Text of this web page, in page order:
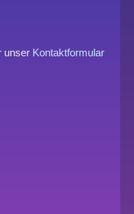
unser Kontaktformular